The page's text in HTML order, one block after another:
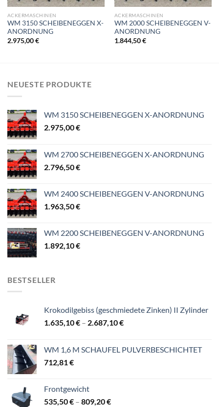
ACKERMASCHINEN
WM 3150 SCHEIBENEGGEN X-
ANORDNUNG
2.975,00€
ACKERMASCHINEN
WM 2000 SCHEIBENEGGEN V-
ANORDNUNG
1.844,50€
NEUESTE PRODUKTE
WM 3150 SCHEIBENEGGEN X-ANORDNUNG
2.975,00€
WM 2700 SCHEIBENEGGEN X-ANORDNUNG
2.796,50€
WM 2400 SCHEIBENEGGEN V-ANORDNUNG
1.963,50€
WM 2200 SCHEIBENEGGEN V-ANORDNUNG
1.892,10€
BESTSELLER
Krokodilgebiss (geschmiedete Zinken) II Zylinder
1.635,10€ – 2.687,10€Preisspanne:
2.687,10 €
WM 1,6 M SCHAUFEL PULVERBESCHICHTET
712,81€
Frontgewicht
535,50€ – 809,20€Preisspanne: